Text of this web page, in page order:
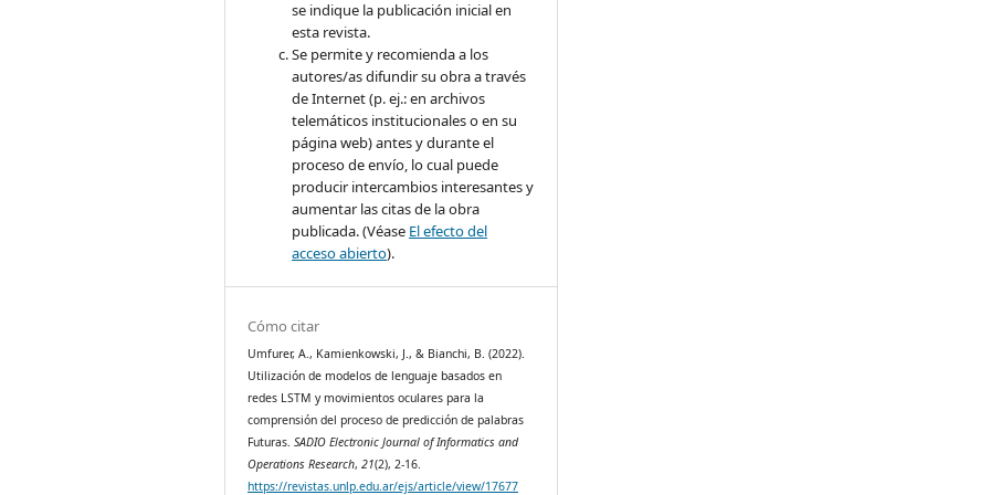
se indique la publicación inicial en
esta revista.
Se permite y recomienda a los
autores/as difundir su obra a través
de Internet (p. ej.: en archivos
telemáticos institucionales o en su
página web) antes y durante el
proceso de envío, lo cual puede
producir intercambios interesantes y
aumentar las citas de la obra
publicada. (Véase El efecto del
acceso abierto).
Cómo citar
Umfurer, A., Kamienkowski, J., & Bianchi, B. (2022).
Utilización de modelos de lenguaje basados en
redes LSTM y movimientos oculares para la
comprensión del proceso de predicción de palabras
Futuras. SADIO Electronic Journal of Informatics and
Operations Research,21(2), 2-16.
https://revistas.unlp.edu.ar/ejs/article/view/17677